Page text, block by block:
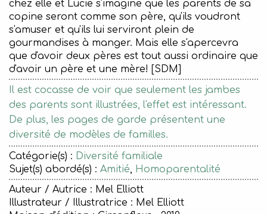
chez elle et Lucie s'imagine que les parents de sa
copine seront comme son père, qu'ils voudront
s'amuser et qu'ils lui serviront plein de
gourmandises à manger. Mais elle s'apercevra
que d'avoir deux pères est tout aussi ordinaire que
d'avoir un père et une mère! [SDM]
Il est cocasse de voir que seulement les jambes
des parents sont illustrées, l'effet est intéressant.
De plus, les pages de garde présentent une
diversité de modèles de familles.
Catégorie(s) : Diversité familiale
Sujet(s) abordé(s) : Amitié, Homoparentalité
Auteur / Autrice : Mel Elliott
Illustrateur / Illustratrice : Mel Elliott